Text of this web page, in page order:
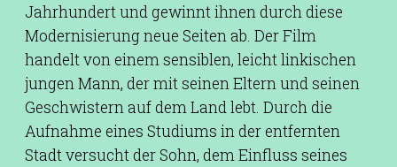
Jahrhundert und gewinnt ihnen durch diese
Modernisierung neue Seiten ab. Der Film
handelt von einem sensiblen, leicht linkischen
jungen Mann, der mit seinen Eltern und seinen
Geschwistern auf dem Land lebt. Durch die
Aufnahme eines Studiums in der entfernten
Stadt versucht der Sohn, dem Einfluss seines